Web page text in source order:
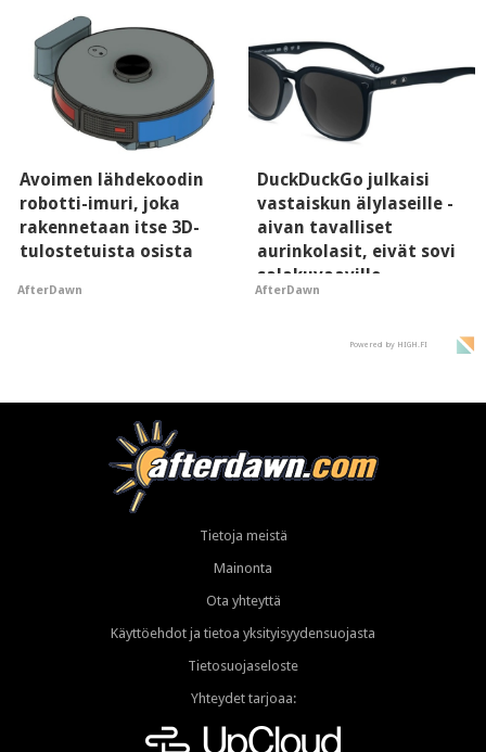
Avoimen lähdekoodin
robotti-imuri, joka
rakennetaan itse 3D-
tulostetuista osista
AfterDawn
DuckDuckGo julkaisi
vastaiskun älylaseille -
aivan tavalliset
aurinkolasit, eivät sovi
salakuvaaville
hyypiöille
AfterDawn
Powered by HIGH.FI
Tietoja meistä
Mainonta
Ota yhteyttä
Käyttöehdot ja tietoa yksityisyydensuojasta
Tietosuojaseloste
Yhteydet tarjoaa: